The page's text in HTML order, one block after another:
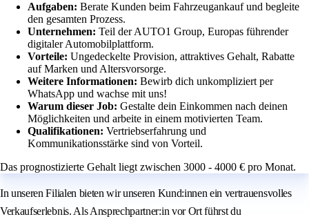
Aufgaben: Berate Kunden beim Fahrzeugankauf und begleite
den gesamten Prozess.
Unternehmen: Teil der AUTO1 Group, Europas führender
digitaler Automobilplattform.
Vorteile: Ungedeckelte Provision, attraktives Gehalt, Rabatte
auf Marken und Altersvorsorge.
Weitere Informationen: Bewirb dich unkompliziert per
WhatsApp und wachse mit uns!
Warum dieser Job: Gestalte dein Einkommen nach deinen
Möglichkeiten und arbeite in einem motivierten Team.
Qualifikationen: Vertriebserfahrung und
Kommunikationsstärke sind von Vorteil.
Das prognostizierte Gehalt liegt zwischen 3000 - 4000 € pro Monat.
In unseren Filialen bieten wir unseren Kund:innen ein vertrauensvolles
Verkaufserlebnis. Als Ansprechpartner:in vor Ort führst du